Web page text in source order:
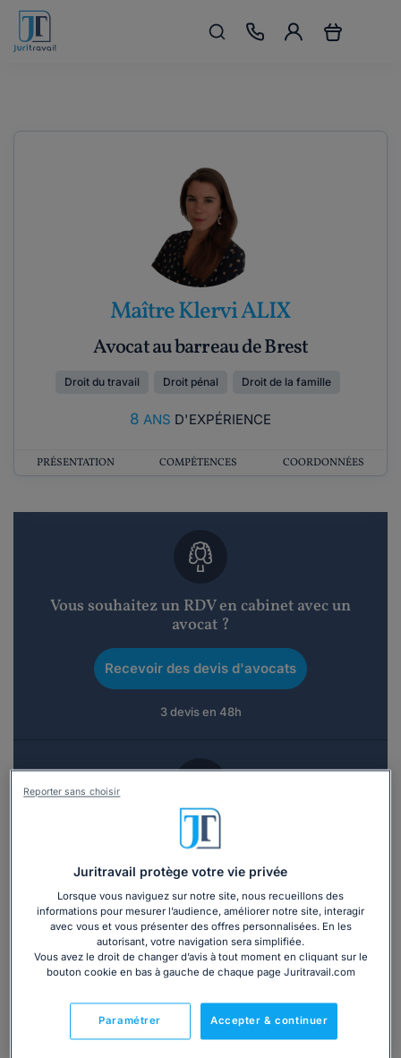
Maître Klervi ALIX
Avocat au barreau de Brest
Droit du travail Droit pénal Droit de la famille
8 ANS D'EXPÉRIENCE
PRÉSENTATION COMPÉTENCES COORDONNÉES
Vous souhaitez un RDV en cabinet avec un
avocat ?
Recevoir des devis d'avocats
3 devis en 48h
Vous souhaitez une consultation par
téléphone ?
Consulter immédiatement
ou appelez le01 75 75 42 33(8h à 21h du lundi au
vendredi)
Vous êtes avocat ?
Juritravail protège votre vie privée
Lorsque vous naviguez sur notre site, nous recueillons des
informations pour mesurer l’audience, améliorer notre site, interagir
avec vous et vous présenter des offres personnalisées. En les
autorisant, votre navigation sera simplifiée.
Vous avez le droit de changer d’avis à tout moment en cliquant sur le
bouton cookie en bas à gauche de chaque page Juritravail.com
Accepter & continuer
Paramétrer
Reporter sans choisir